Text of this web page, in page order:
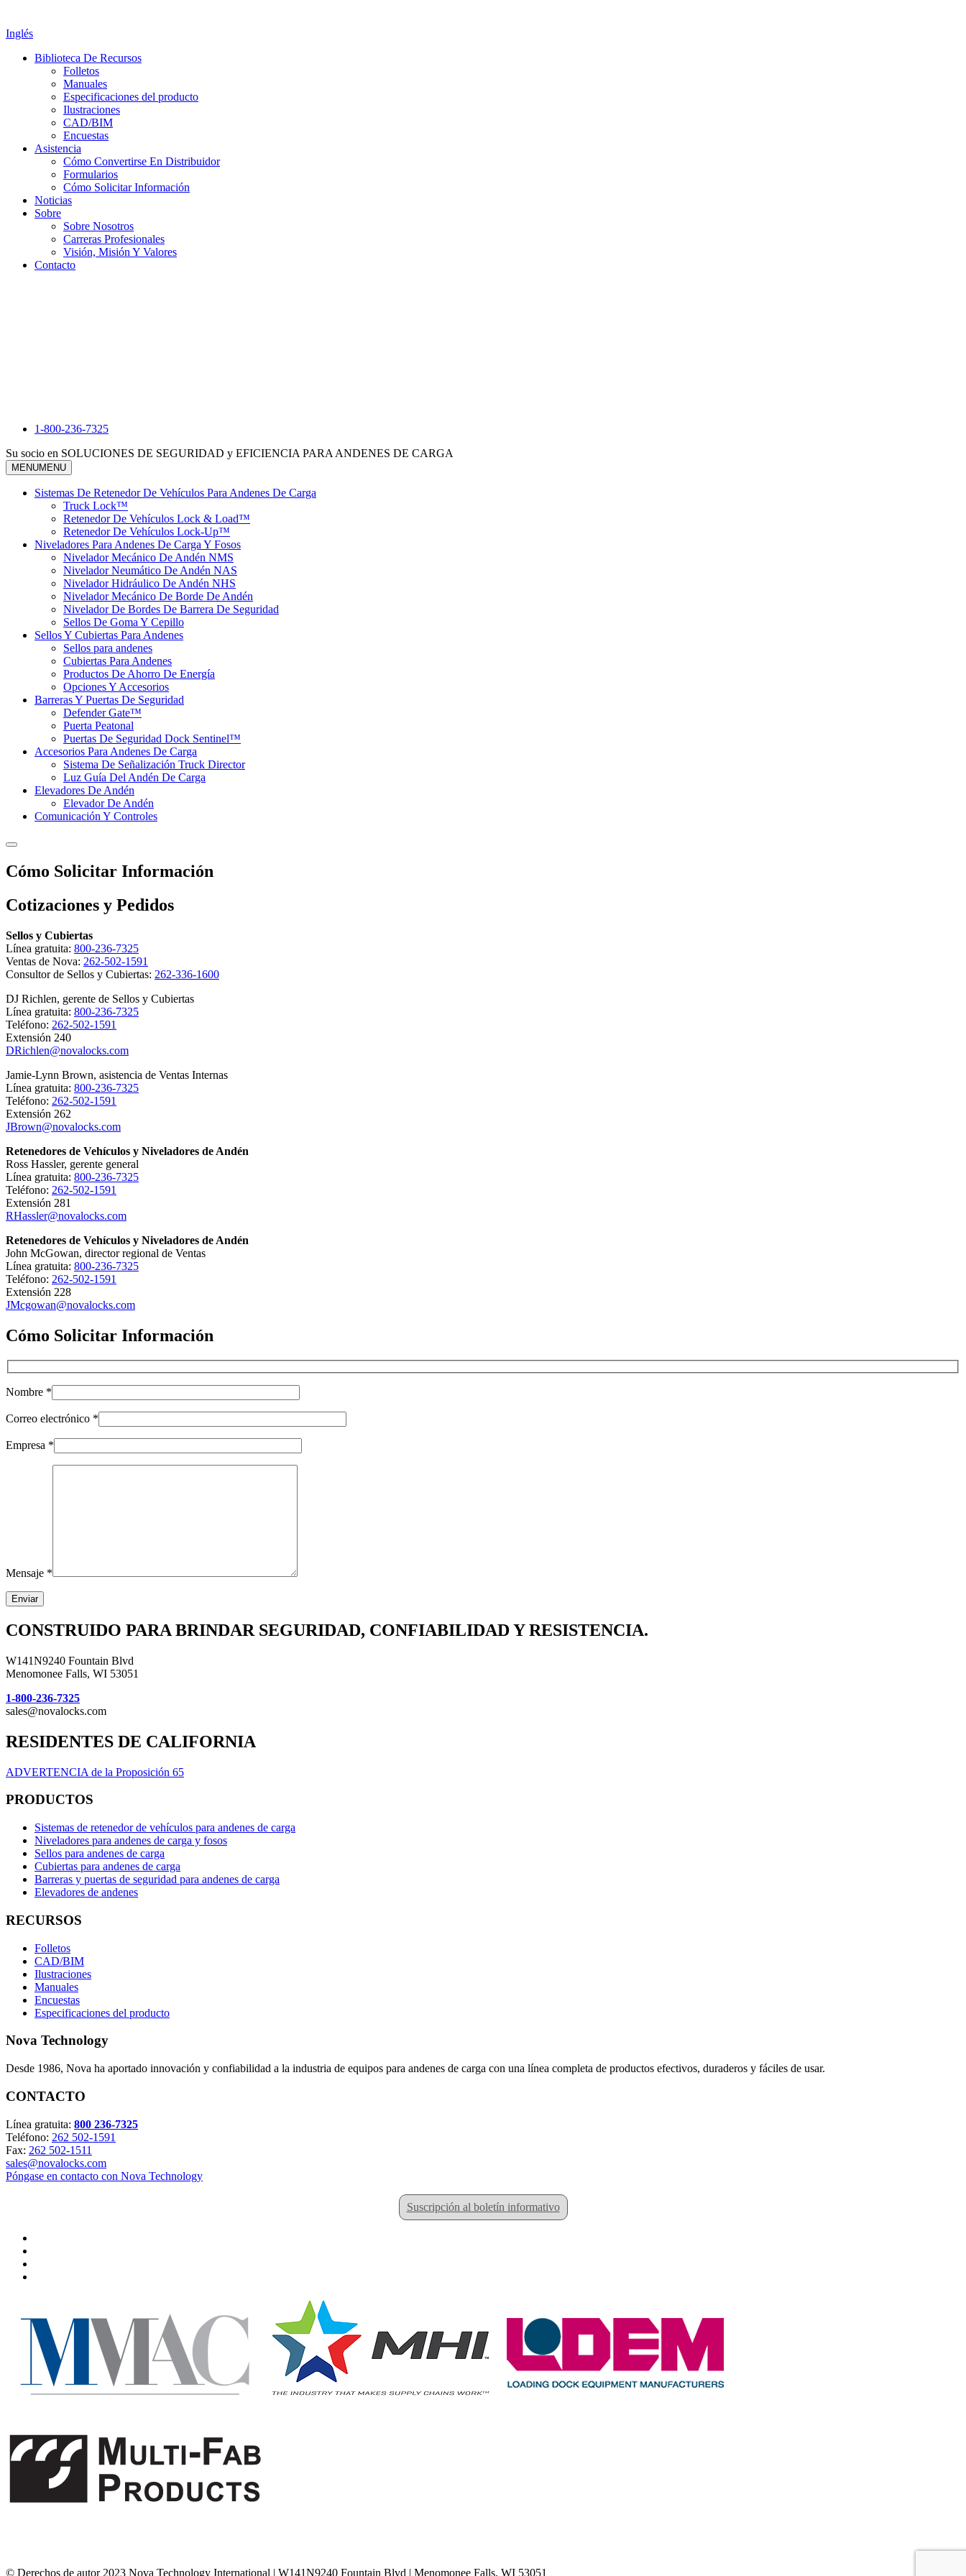
Inglés
Biblioteca De Recursos
Folletos
Manuales
Especificaciones del producto
Ilustraciones
CAD/BIM
Encuestas
Asistencia
Cómo Convertirse En Distribuidor
Formularios
Cómo Solicitar Información
Noticias
Sobre
Sobre Nosotros
Carreras Profesionales
Visión, Misión Y Valores
Contacto
1-800-236-7325
Su socio en SOLUCIONES DE SEGURIDAD y EFICIENCIA PARA ANDENES DE CARGA
MENUMENU
Sistemas De Retenedor De Vehículos Para Andenes De Carga
Truck Lock™
Retenedor De Vehículos Lock & Load™
Retenedor De Vehículos Lock-Up™
Niveladores Para Andenes De Carga Y Fosos
Nivelador Mecánico De Andén NMS
Nivelador Neumático De Andén NAS
Nivelador Hidráulico De Andén NHS
Nivelador Mecánico De Borde De Andén
Nivelador De Bordes De Barrera De Seguridad
Sellos De Goma Y Cepillo
Sellos Y Cubiertas Para Andenes
Sellos para andenes
Cubiertas Para Andenes
Productos De Ahorro De Energía
Opciones Y Accesorios
Barreras Y Puertas De Seguridad
Defender Gate™
Puerta Peatonal
Puertas De Seguridad Dock Sentinel™
Accesorios Para Andenes De Carga
Sistema De Señalización Truck Director
Luz Guía Del Andén De Carga
Elevadores De Andén
Elevador De Andén
Comunicación Y Controles
Cómo Solicitar Información
Cotizaciones y Pedidos
Sellos y Cubiertas
Línea gratuita: 800-236-7325
Ventas de Nova: 262-502-1591
Consultor de Sellos y Cubiertas: 262-336-1600
DJ Richlen, gerente de Sellos y Cubiertas
Línea gratuita: 800-236-7325
Teléfono: 262-502-1591
Extensión 240
DRichlen@novalocks.com
Jamie-Lynn Brown, asistencia de Ventas Internas
Línea gratuita: 800-236-7325
Teléfono: 262-502-1591
Extensión 262
JBrown@novalocks.com
Retenedores de Vehículos y Niveladores de Andén
Ross Hassler, gerente general
Línea gratuita: 800-236-7325
Teléfono: 262-502-1591
Extensión 281
RHassler@novalocks.com
Retenedores de Vehículos y Niveladores de Andén
John McGowan, director regional de Ventas
Línea gratuita: 800-236-7325
Teléfono: 262-502-1591
Extensión 228
JMcgowan@novalocks.com
Cómo Solicitar Información
Nombre *
Correo electrónico *
Empresa *
Mensaje *
CONSTRUIDO PARA BRINDAR SEGURIDAD, CONFIABILIDAD Y RESISTENCIA.
W141N9240 Fountain Blvd
Menomonee Falls, WI 53051
1-800-236-7325
sales@novalocks.com
RESIDENTES DE CALIFORNIA
ADVERTENCIA de la Proposición 65
PRODUCTOS
Sistemas de retenedor de vehículos para andenes de carga
Niveladores para andenes de carga y fosos
Sellos para andenes de carga
Cubiertas para andenes de carga
Barreras y puertas de seguridad para andenes de carga
Elevadores de andenes
RECURSOS
Folletos
CAD/BIM
Ilustraciones
Manuales
Encuestas
Especificaciones del producto
Nova Technology
Desde 1986, Nova ha aportado innovación y confiabilidad a la industria de equipos para andenes de carga con una línea completa de productos efectivos, duraderos y fáciles de usar.
CONTACTO
Línea gratuita: 800 236-7325
Teléfono: 262 502-1591
Fax: 262 502-1511
sales@novalocks.com
Póngase en contacto con Nova Technology
Suscripción al boletín informativo
© Derechos de autor 2023 Nova Technology International | W141N9240 Fountain Blvd | Menomonee Falls, WI 53051